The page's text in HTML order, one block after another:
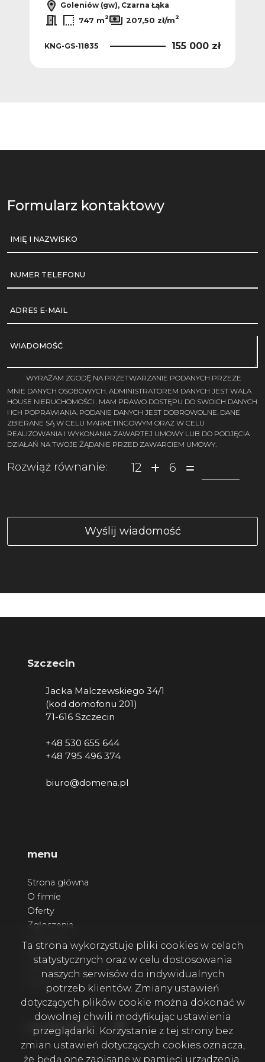
Goleniów (gw), Czarna Łąka
747 m2 207,50 zł/m2
KNG-GS-11835 155 000 zł
Formularz kontaktowy
IMIĘ I NAZWISKO
NUMER TELEFONU
ADRES E-MAIL
WIADOMOŚĆ
WYRAŻAM ZGODĘ NA PRZETWARZANIE PODANYCH PRZEZE
MNIE DANYCH OSOBOWYCH. ADMINISTRATOREM DANYCH JEST WALA
HOUSE NIERUCHOMOŚCI . MAM PRAWO DOSTĘPU DO SWOICH DANYCH
I ICH POPRAWIANIA. PODANIE DANYCH JEST DOBROWOLNE. DANE
ZBIERANE SĄ W CELU MARKETINGOWYM ORAZ W CELU
REALIZOWANIA I WYKONANIA ZAWARTEJ UMOWY LUB DO PODJĘCIA
DZIAŁAŃ NA TWOJE ŻĄDANIE PRZED ZAWARCIEM UMOWY.
Rozwiąż równanie: 12 6
Szczecin
Jacka Malczewskiego 34/1
(kod domofonu 201)
71-616 Szczecin
+48 530 655 644
+48 795 496 374
biuro@domena.pl
menu
Strona główna
O firmie
Oferty
Zgłoszenia
Kontakt
social media Facebook
Ta strona wykorzystuje pliki cookies w celach
statystycznych oraz w celu dostosowania
naszych serwisów do indywidualnych
potrzeb klientów. Zmiany ustawień
dotyczących plików cookie można dokonać w
dowolnej chwili modyfikując ustawienia
przeglądarki. Korzystanie z tej strony bez
zmian ustawień dotyczących cookies oznacza,
że będą one zapisane w pamięci urządzenia.